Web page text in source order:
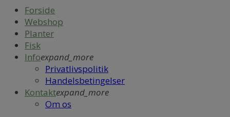
Forside
Webshop
Planter
Fisk
Infoexpand_more
Privatlivspolitik
Handelsbetingelser
Kontaktexpand_more
Om os